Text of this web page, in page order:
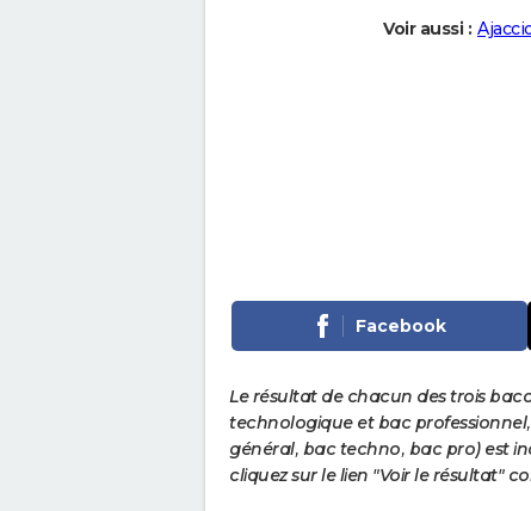
Voir aussi :
Facebook
Le résultat de chacun des trois
technologique et bac
général, bac techno, bac pro) est
cliquez sur le lien "Voir le résultat"